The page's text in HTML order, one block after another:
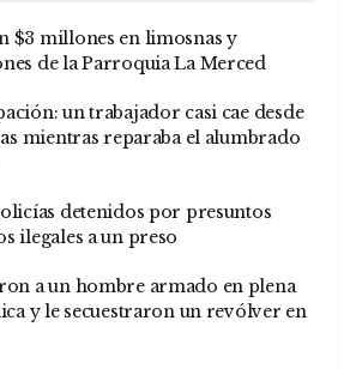
$3 millones en limosnas y
de la Parroquia La Merced
un trabajador casi cae desde
mientras reparaba el alumbrado
detenidos por presuntos
ilegales a un preso
a un hombre armado en plena
y le secuestraron un revólver en